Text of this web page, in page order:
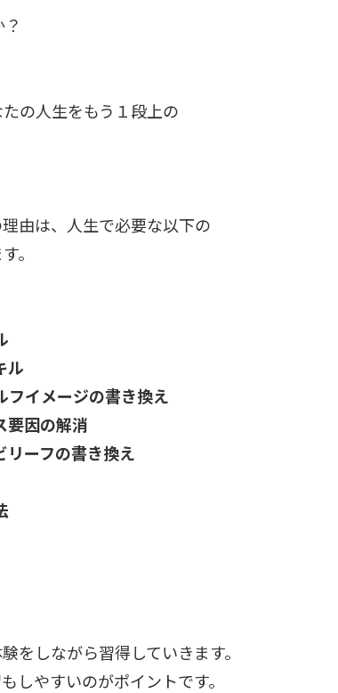
の人生をもう１段上の
由は、人生で必要な以下の
。
ル
フイメージの書き換え
要因の解消
リーフの書き換え
をしながら習得していきます。
しやすいのがポイントです。